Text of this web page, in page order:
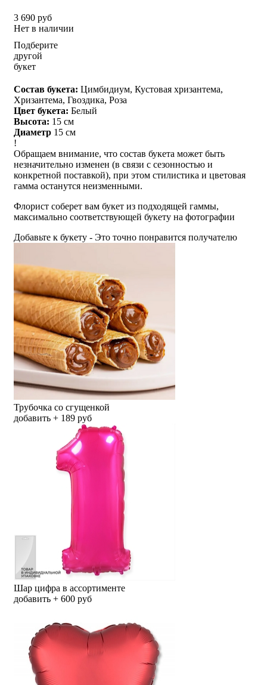
3 690 руб
Нет в наличии
Подберите
другой
букет
Состав букета: Цимбидиум, Кустовая хризантема,
Хризантема, Гвоздика, Роза
Цвет букета: Белый
Высота: 15 см
Диаметр 15 см
!
Обращаем внимание, что состав букета может быть
незначительно изменен (в связи с сезонностью и
конкретной поставкой), при этом стилистика и цветовая
гамма останутся неизменными.
Флорист соберет вам букет из подходящей гаммы,
максимально соответствующей букету на фотографии
Добавьте к букету - Это точно понравится получателю
Трубочка со сгущенкой
добавить + 189 руб
Шар цифра в ассортименте
добавить + 600 руб